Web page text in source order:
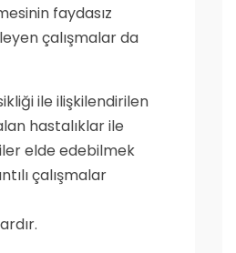
faydasız
çalışmalar da
ile ilişkilendirilen
hastalıklar ile
elde edebilmek
çalışmalar